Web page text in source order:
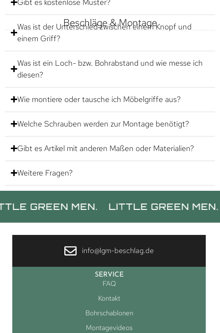
Gibt es kostenlose Muster?
Beschläge & Montage
Was ist der Unterschied zwischen einem Knopf und
einem Griff?
Was ist ein Loch- bzw. Bohrabstand und wie messe ich
diesen?
Wie montiere oder tausche ich Möbelgriffe aus?
Welche Schrauben werden zur Montage benötigt?
Gibt es Artikel mit anderen Maßen oder Materialien?
Weitere Fragen?
MEN. LITTLE GREEN MEN.
info@lgm-beschlag.de
SERVICE
FAQ
Kontakt
Bohrschablonen
Montagevideos